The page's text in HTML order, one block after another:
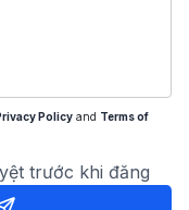
Policy and Terms of
trước khi đăng